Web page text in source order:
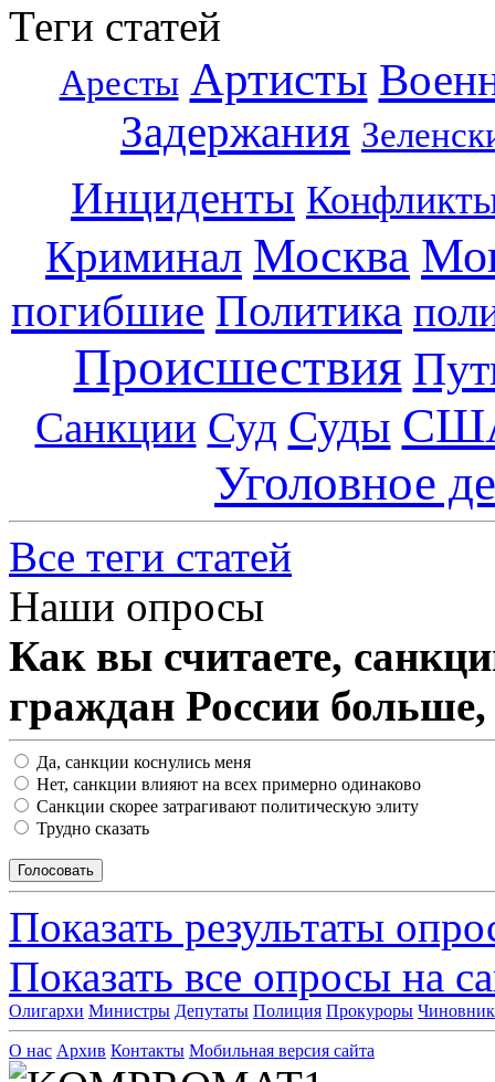
Теги статей
Аресты Артисты
Задержания
Инциденты
Криминал Москва
погибшие Политика
Происшествия
Санкции Суд Суды
Уголовное
Все теги статей
Наши опросы
Как вы считаете,
граждан России
Да, санкции коснулись меня
Нет, санкции влияют на всех примерно одинаково
Санкции скорее затрагивают политическую элиту
Трудно сказать
Показать результаты
Показать все опросы на
Олигархи Министры Депутаты Полиция Прокуроры
О нас Архив Контакты Мобильная версия сайта